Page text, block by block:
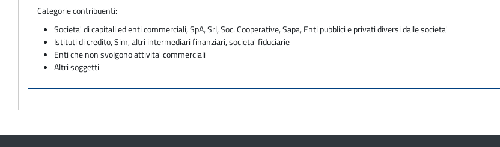
Categorie contribuenti:
Societa' di capitali ed enti commerciali, SpA, Srl, Soc. Cooperative, Sapa, Enti pubblici e privati diversi dalle societa'
Istituti di credito, Sim, altri intermediari finanziari, societa' fiduciarie
Enti che non svolgono attivita' commerciali
Altri soggetti